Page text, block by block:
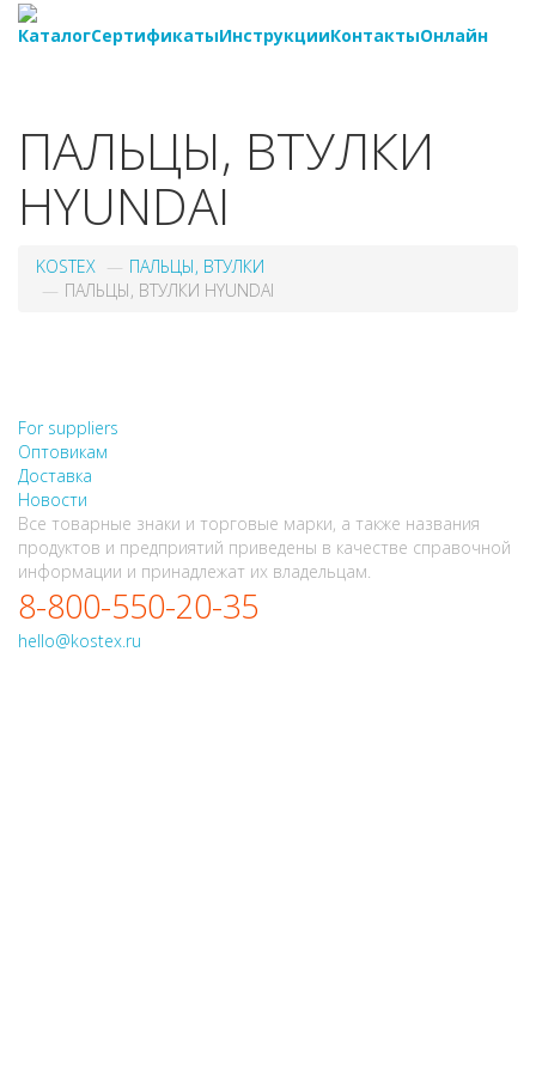
КаталогСертификатыИнструкцииКонтактыОнлайн
ПАЛЬЦЫ, ВТУЛКИ
HYUNDAI
KOSTEX
ПАЛЬЦЫ, ВТУЛКИ
ПАЛЬЦЫ, ВТУЛКИ HYUNDAI
For suppliers
Оптовикам
Доставка
Новости
Все товарные знаки и торговые марки, а также названия
продуктов и предприятий приведены в качестве справочной
информации и принадлежат их владельцам.
8-800-550-20-35
hello@kostex.ru